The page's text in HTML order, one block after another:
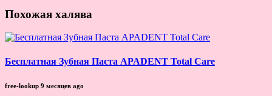
Похожая халява
Бесплатная Зубная Паста APADENT Total Care
free-lookup 9 месяцев ago